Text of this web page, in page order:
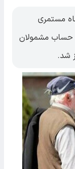
مستمری
حساب مشمولان
شد.